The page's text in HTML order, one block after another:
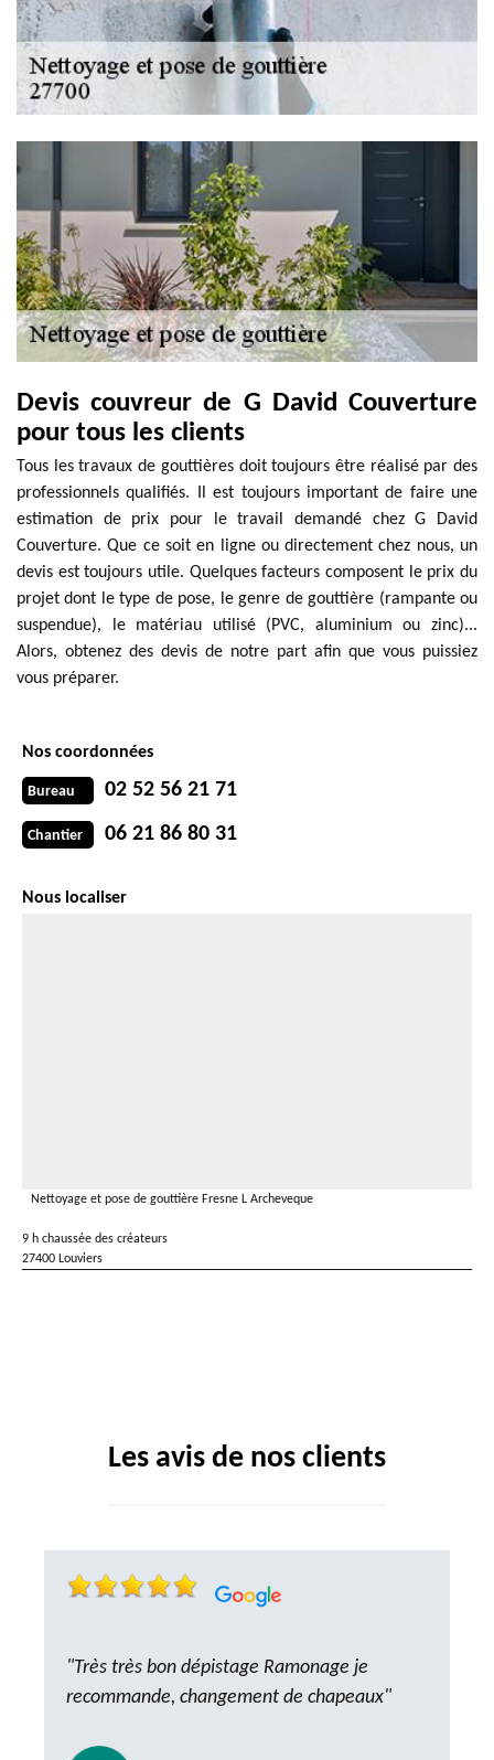
Devis couvreur de G David Couverture
pour tous les clients
Tous les travaux de gouttières doit toujours être réalisé par des
professionnels qualifiés. Il est toujours important de faire une
estimation de prix pour le travail demandé chez G David
Couverture. Que ce soit en ligne ou directement chez nous, un
devis est toujours utile. Quelques facteurs composent le prix du
projet dont le type de pose, le genre de gouttière (rampante ou
suspendue), le matériau utilisé (PVC, aluminium ou zinc)...
Alors, obtenez des devis de notre part afin que vous puissiez
vous préparer.
Nos coordonnées
Bureau 02 52 56 21 71
Chantier 06 21 86 80 31
Nous localiser
Nettoyage et pose de gouttière Fresne L Archeveque
9 h chaussée des créateurs
27400 Louviers
Les avis de nos clients
"Très très bon dépistage Ramonage je
recommande, changement de chapeaux"